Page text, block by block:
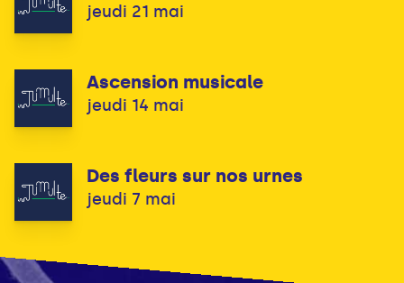
jeudi 21 mai
Ascension musicale
jeudi 14 mai
Des fleurs sur nos urnes
jeudi 7 mai